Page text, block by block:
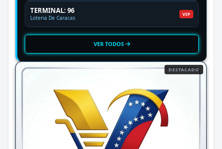
TERMINAL: 96
Loteria De Caracas
VIP
VER TODOS
DESTACADO